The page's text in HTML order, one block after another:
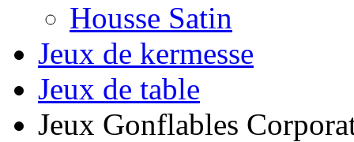
Housse Satin
Jeux de kermesse
Jeux de table
Jeux Gonflables